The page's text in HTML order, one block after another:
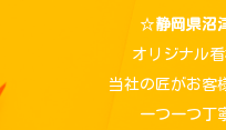
☆静岡県沼
オリジナル
当社の匠がお客
一つ一つ丁